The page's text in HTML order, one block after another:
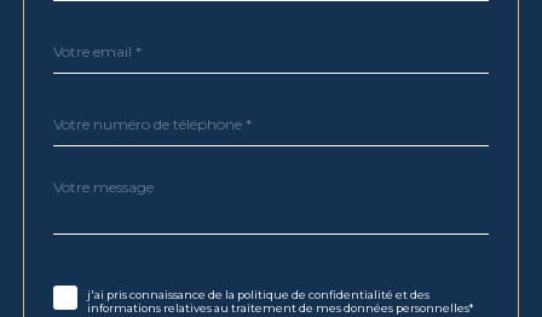
*
*
Fieldset
Message
*
j'ai pris connaissance de la politique de confidentialité et des
informations relatives au traitement de mes données personnelles*